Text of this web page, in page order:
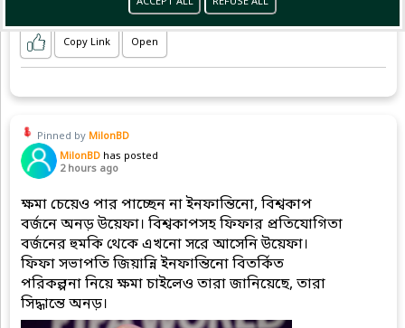
Copy Link Open
Pinned by MilonBD
MilonBD has posted
2 hours ago
ক্ষমা চেয়েও পার পাচ্ছেন না ইনফান্তিনো, বিশ্বকাপ
বর্জনে অনড় উয়েফা। বিশ্বকাপসহ ফিফার প্রতিযোগিতা
বর্জনের হুমকি থেকে এখনো সরে আসেনি উয়েফা।
ফিফা সভাপতি জিয়ান্নি ইনফান্তিনো বিতর্কিত
পরিকল্পনা নিয়ে ক্ষমা চাইলেও তারা জানিয়েছে, তারা
সিদ্ধান্তে অনড়।